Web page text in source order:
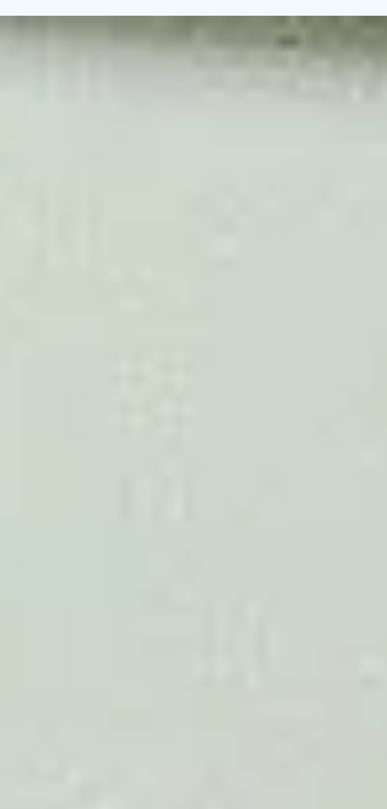
entre as dores...